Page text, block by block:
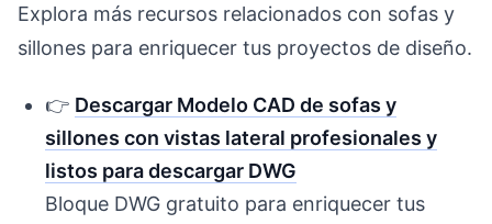
Explora más recursos relacionados con sofas y
sillones para enriquecer tus proyectos de diseño.
👉 Descargar Modelo CAD de sofas y
sillones con vistas lateral profesionales y
listos para descargar DWG
Bloque DWG gratuito para enriquecer tus